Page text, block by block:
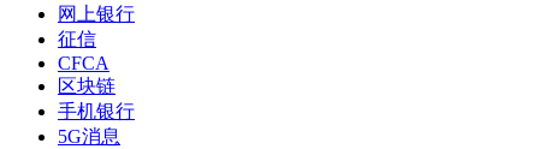
网上银行
征信
CFCA
区块链
手机银行
5G消息